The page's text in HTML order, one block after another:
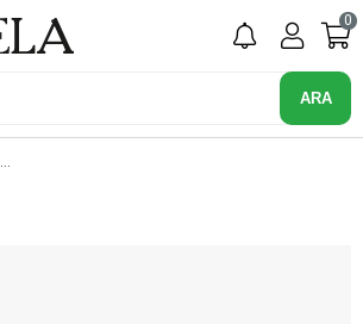
0
SOSELA 56-4027 SIYAH